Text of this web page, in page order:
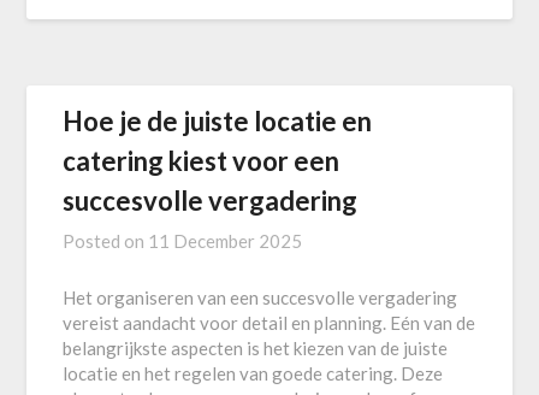
Hoe je de juiste locatie en
catering kiest voor een
succesvolle vergadering
Posted on 11 December 2025
Het organiseren van een succesvolle vergadering
vereist aandacht voor detail en planning. Eén van de
belangrijkste aspecten is het kiezen van de juiste
locatie en het regelen van goede catering. Deze